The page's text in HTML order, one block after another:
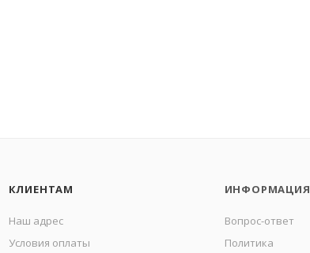
КЛИЕНТАМ
Наш адрес
Условия оплаты
ИНФОРМАЦИЯ
Вопрос-ответ
Политика